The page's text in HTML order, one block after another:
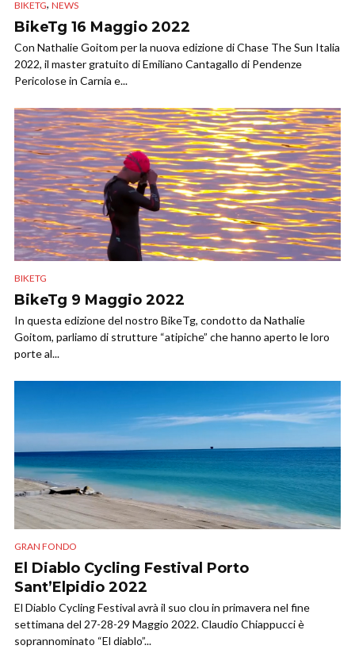
BIKETG, NEWS
BikeTg 16 Maggio 2022
Con Nathalie Goitom per la nuova edizione di Chase The Sun Italia
2022, il master gratuito di Emiliano Cantagallo di Pendenze
Pericolose in Carnia e...
BIKETG
BikeTg 9 Maggio 2022
In questa edizione del nostro BikeTg, condotto da Nathalie
Goitom, parliamo di strutture “atipiche” che hanno aperto le loro
porte al...
GRAN FONDO
El Diablo Cycling Festival Porto
Sant’Elpidio 2022
El Diablo Cycling Festival avrà il suo clou in primavera nel fine
settimana del 27-28-29 Maggio 2022. Claudio Chiappucci è
soprannominato “El diablo”...